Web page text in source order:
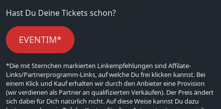
Hast Du Deine Tickets schon?
EVENTIM*
*Die mit Sternchen markierten Linkempfehlungen sind Affilate-
Links/Partnerprogramm-Links, auf welche Du frei klicken kannst. Bei
einem Klick und Kauf erhalten wir durch den Anbieter eine Provision
(wir verdienen als Partner an qualifizierten Verkäufen). Der Preis ändert
sich dabei für Dich natürlich nicht. Auf diese Weise kannst Du dazu